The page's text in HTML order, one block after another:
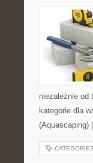
niezależnie od
kategorie dla
(Aquascaping)